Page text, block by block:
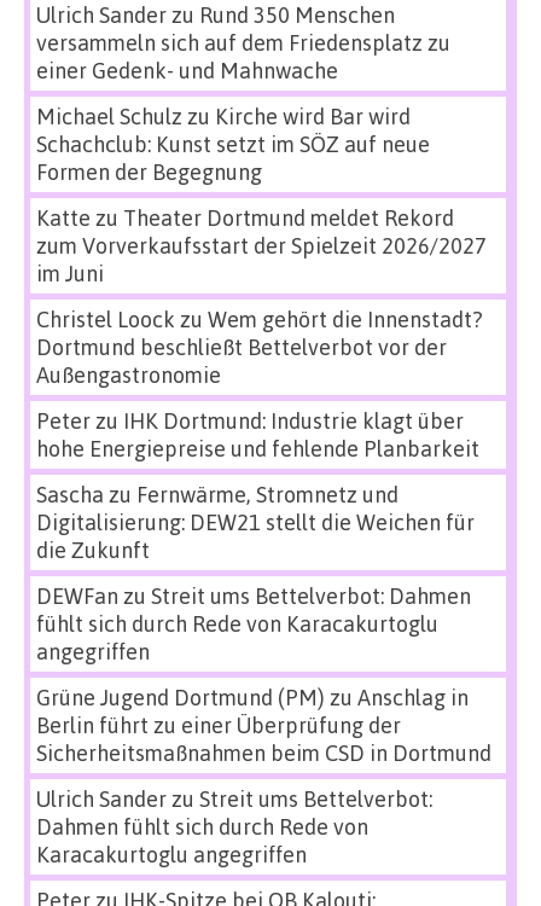
Ulrich Sanderzu Rund 350 Menschen
versammeln sich auf dem Friedensplatz zu
einer Gedenk- und Mahnwache
Michael Schulz zu Kirche wird Bar wird
Schachclub: Kunst setzt im SÖZ auf neue
Formen der Begegnung
Katte zu Theater Dortmund meldet Rekord
zum Vorverkaufsstart der Spielzeit 2026/2027
im Juni
Christel Loock zu Wem gehört die Innenstadt?
Dortmund beschließt Bettelverbot vor der
Außengastronomie
Peterzu IHK Dortmund: Industrie klagt über
hohe Energiepreise und fehlende Planbarkeit
Sascha zu Fernwärme, Stromnetz und
Digitalisierung: DEW21 stellt die Weichen für
die Zukunft
DEWFan zu Streit ums Bettelverbot: Dahmen
fühlt sich durch Rede von Karacakurtoglu
angegriffen
Grüne Jugend Dortmund (PM) zu Anschlag in
Berlin führt zu einer Überprüfung der
Sicherheitsmaßnahmen beim CSD in Dortmund
Ulrich Sanderzu Streit ums Bettelverbot:
Dahmen fühlt sich durch Rede von
Karacakurtoglu angegriffen
Peterzu IHK-Spitze bei OB Kalouti: